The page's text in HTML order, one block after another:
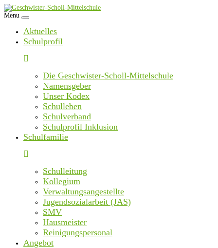
Skip
to
Menu
Aktuelles
Schulprofil
Die Geschwister-Scholl-Mittelschule
Namensgeber
Unser Kodex
Schulleben
Schulverband
Schulprofil Inklusion
Schulfamilie
Schulleitung
Kollegium
Verwaltungsangestellte
Jugendsozialarbeit (JAS)
SMV
Hausmeister
Reinigungspersonal
Angebot